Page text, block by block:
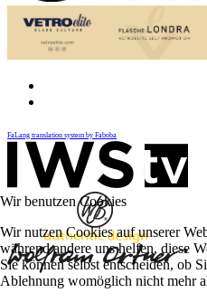
FaLang translation system by Faboba
Wir benutzen Cookies
Wir nutzen Cookies auf unserer
während andere uns helfen, diese
Sie können selbst entscheiden, ob
Ablehnung womöglich nicht mehr